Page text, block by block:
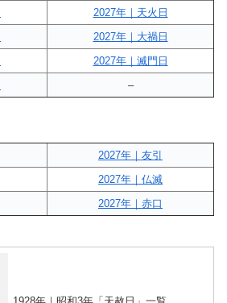
2027年｜天火日
2027年｜大禍日
2027年｜滅門日
–
2027年｜友引
2027年｜仏滅
2027年｜赤口